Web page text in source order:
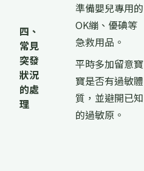
四、
常見
突發
狀況
的處
理
準備嬰兒專用的
OK繃、優碘等
急救用品。
平時多加留意寶
寶是否有過敏體
質，並避開已知
的過敏原。